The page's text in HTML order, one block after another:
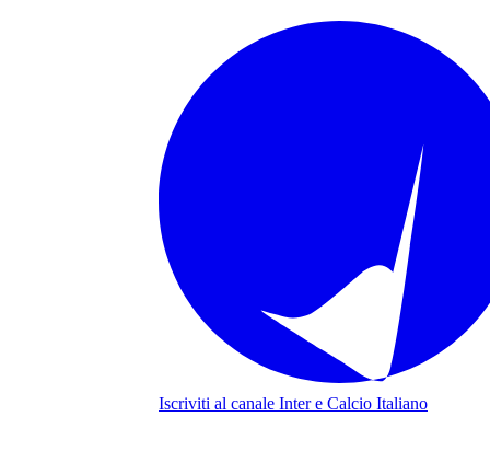
Iscriviti al canale Inter e Calcio Italiano